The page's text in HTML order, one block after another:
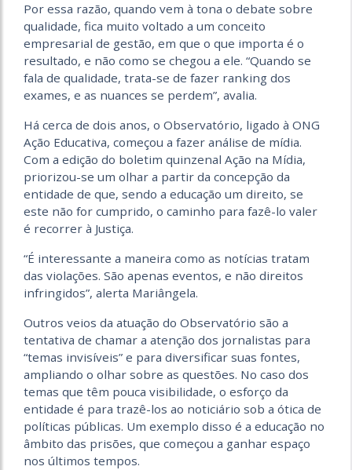
Por essa razão, quando vem à tona o debate sobre
qualidade, fica muito voltado a um conceito
empresarial de gestão, em que o que importa é o
resultado, e não como se chegou a ele. “Quando se
fala de qualidade, trata-se de fazer ranking dos
exames, e as nuances se perdem”, avalia.
Há cerca de dois anos, o Observatório, ligado à ONG
Ação Educativa, começou a fazer análise de mídia.
Com a edição do boletim quinzenal Ação na Mídia,
priorizou-se um olhar a partir da concepção da
entidade de que, sendo a educação um direito, se
este não for cumprido, o caminho para fazê-lo valer
é recorrer à Justiça.
“É interessante a maneira como as notícias tratam
das violações. São apenas eventos, e não direitos
infringidos”, alerta Mariângela.
Outros veios da atuação do Observatório são a
tentativa de chamar a atenção dos jornalistas para
“temas invisíveis” e para diversificar suas fontes,
ampliando o olhar sobre as questões. No caso dos
temas que têm pouca visibilidade, o esforço da
entidade é para trazê-los ao noticiário sob a ótica de
políticas públicas. Um exemplo disso é a educação no
âmbito das prisões, que começou a ganhar espaço
nos últimos tempos.